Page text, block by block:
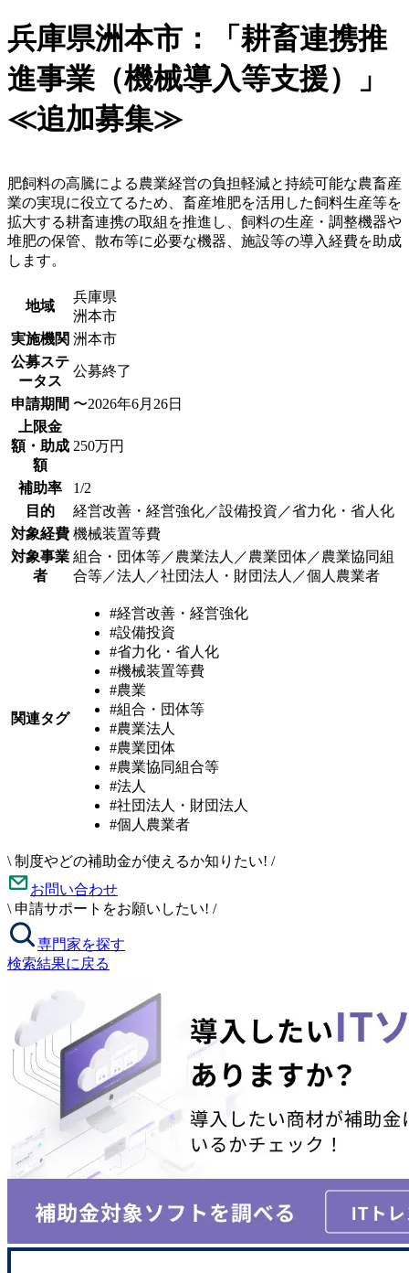
兵庫県洲本市：「耕畜連携推
進事業（機械導入等支援）」
≪追加募集≫
肥飼料の高騰による農業経営の負担軽減と持続可能な農畜産
業の実現に役立てるため、畜産堆肥を活用した飼料生産等を
拡大する耕畜連携の取組を推進し、飼料の生産・調整機器や
堆肥の保管、散布等に必要な機器、施設等の導入経費を助成
します。
地域
兵庫県
洲本市
実施機関 洲本市
公募ステ
ータス
公募終了
申請期間 〜2026年6月26日
上限金
額・助成
額
250万円
補助率
1/2
目的
経営改善・経営強化／設備投資／省力化・省人化
対象経費 機械装置等費
対象事業
者
組合・団体等／農業法人／農業団体／農業協同組
合等／法人／社団法人・財団法人／個人農業者
関連タグ
#経営改善・経営強化
#設備投資
#省力化・省人化
#機械装置等費
#農業
#組合・団体等
#農業法人
#農業団体
#農業協同組合等
#法人
#社団法人・財団法人
#個人農業者
\ 制度やどの補助金が使えるか知りたい! /
お問い合わせ
\ 申請サポートをお願いしたい! /
専門家を探す
検索結果に戻る